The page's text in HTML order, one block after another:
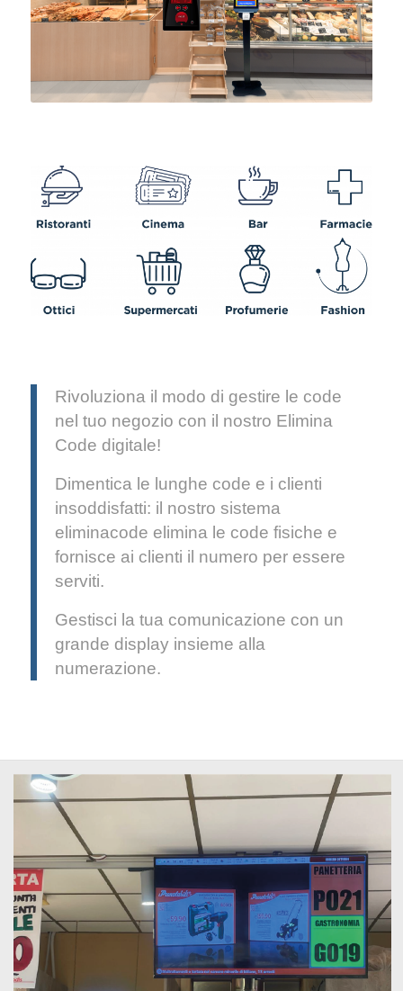
Rivoluziona il modo di gestire le code
nel tuo negozio con il nostro Elimina
Code digitale!
Dimentica le lunghe code e i clienti
insoddisfatti: il nostro sistema
eliminacode elimina le code fisiche e
fornisce ai clienti il numero per essere
serviti.
Gestisci la tua comunicazione con un
grande display insieme alla
numerazione.